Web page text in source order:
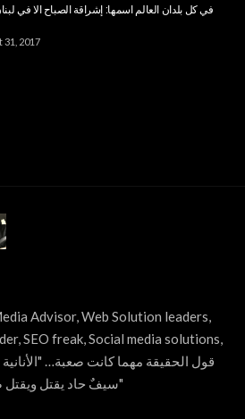
في كل بلدان العالم اسمها: إشراقة الصباح الا في
31, 2017
Advisor, Web Solution leaders,
SEO freak, Social media solutions,
سيفٌ حاد يقتل ويقتل صاحبه"